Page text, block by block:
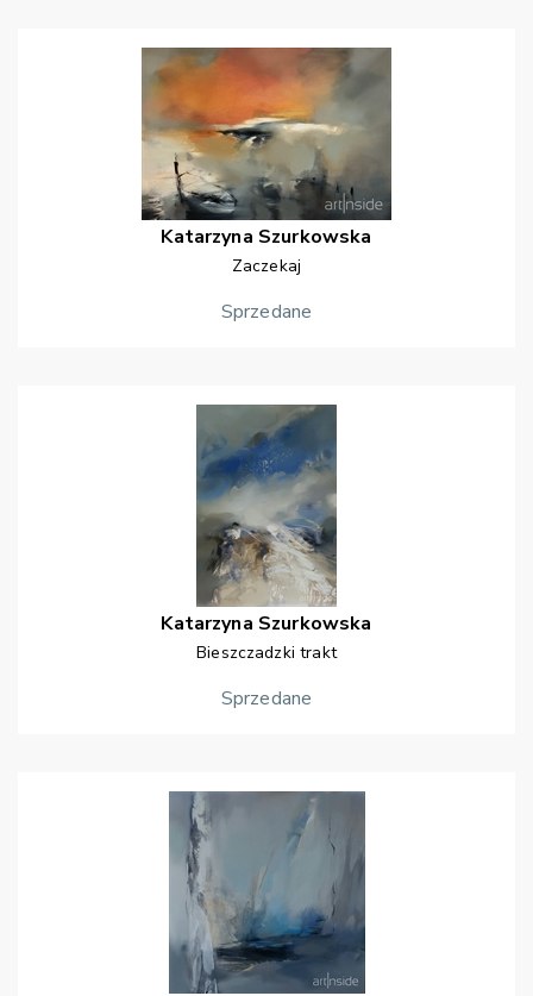
Katarzyna Szurkowska
Zaczekaj
Sprzedane
Katarzyna Szurkowska
Bieszczadzki trakt
Sprzedane